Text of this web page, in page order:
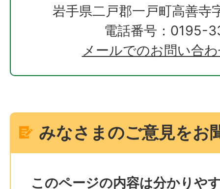
岩手県二戸郡一戸町高善寺
電話番号：0195-
メールでのお問い合
みなさまのご意見をお
このページの内容は分かりや